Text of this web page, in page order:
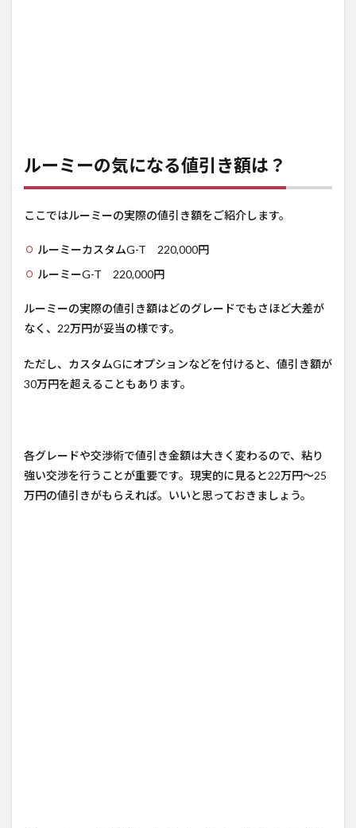
ルーミーの気になる値引き額は？
ここではルーミーの実際の値引き額をご紹介します。
ルーミーカスタムG-T 220,000円
ルーミーG-T 220,000円
ルーミーの実際の値引き額はどのグレードでもさほど大差が
なく、22万円が妥当の様です。
ただし、カスタムGにオプションなどを付けると、値引き額が
30万円を超えることもあります。
各グレードや交渉術で値引き金額は大きく変わるので、粘り
強い交渉を行うことが重要です。現実的に見ると22万円～25
万円の値引きがもらえれば。いいと思っておきましょう。